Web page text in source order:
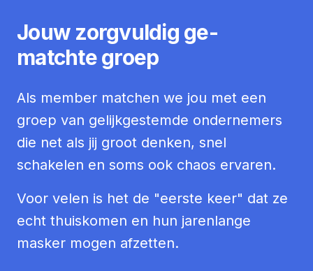
Jouw zorgvuldig ge-
matchte groep
Als member matchen we jou met een
groep van gelijkgestemde ondernemers
die net als jij groot denken, snel
schakelen en soms ook chaos ervaren.
Voor velen is het de "eerste keer" dat ze
echt thuiskomen en hun jarenlange
masker mogen afzetten.